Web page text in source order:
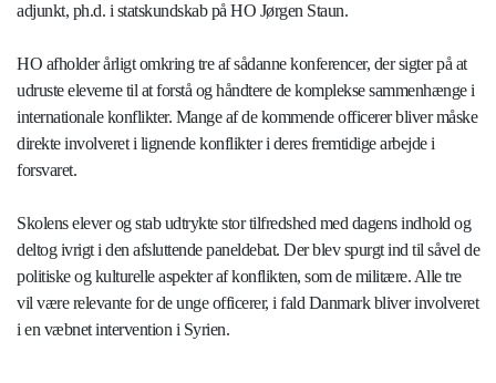
adjunkt, ph.d. i statskundskab på HO Jørgen Staun.
HO afholder årligt omkring tre af sådanne konferencer, der sigter på at
udruste eleverne til at forstå og håndtere de komplekse sammenhænge i
internationale konflikter. Mange af de kommende officerer bliver måske
direkte involveret i lignende konflikter i deres fremtidige arbejde i
forsvaret.
Skolens elever og stab udtrykte stor tilfredshed med dagens indhold og
deltog ivrigt i den afsluttende paneldebat. Der blev spurgt ind til såvel de
politiske og kulturelle aspekter af konflikten, som de militære. Alle tre
vil være relevante for de unge officerer, i fald Danmark bliver involveret
i en væbnet intervention i Syrien.